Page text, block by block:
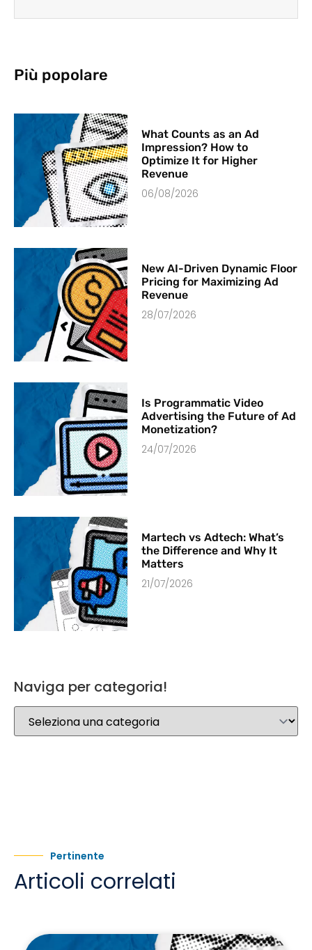
Più popolare
What Counts as an Ad
Impression? How to
Optimize It for Higher
Revenue
06/08/2026
New AI-Driven Dynamic Floor
Pricing for Maximizing Ad
Revenue
28/07/2026
Is Programmatic Video
Advertising the Future of Ad
Monetization?
24/07/2026
Martech vs Adtech: What’s
the Difference and Why It
Matters
21/07/2026
Naviga per categoria!
Pertinente
Articoli correlati